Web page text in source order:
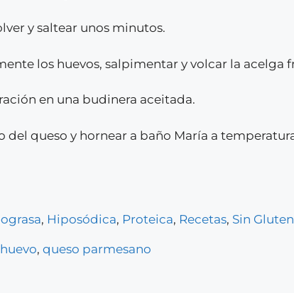
y saltear unos minutos.
los huevos, salpimentar y volcar la
en una budinera aceitada.
del queso y hornear a baño María a
, Hiposódica, Proteica, Recetas, Sin Gluten
huevo, queso parmesano